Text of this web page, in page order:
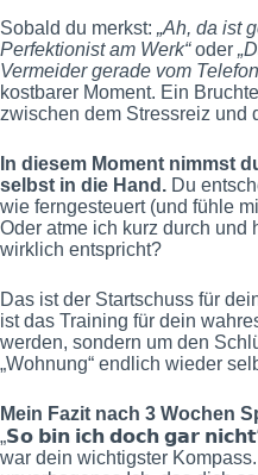
Sobald du merkst: „Ah, da ist
Perfektionist am Werk“oder
Vermeider gerade vom
kostbarer Moment. Ein
zwischen dem Stressreiz und
In diesem Moment nimmst
selbst in die Hand. Du
wie ferngesteuert (und fühle
Oder atme ich kurz durch und
wirklich entspricht?
Das ist der Startschuss für
ist das Training für dein
werden, sondern um den
„Wohnung“ endlich wieder
Mein Fazit nach 3 Wochen
„𝗦𝗼 𝗯𝗶𝗻 𝗶𝗰𝗵 𝗱𝗼𝗰𝗵 𝗴𝗮𝗿
war dein wichtigster